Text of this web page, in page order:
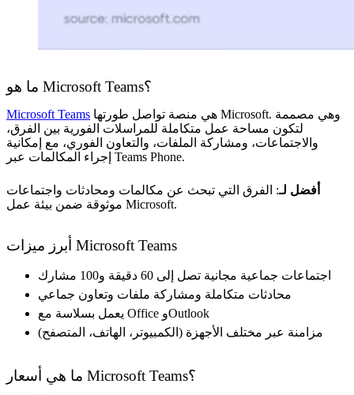
ما هو Microsoft Teams؟
Microsoft Teams
لتكون مساحة عمل متكاملة للمراسلات الفورية بين الفرق،
والاجتماعات، ومشاركة الملفات، والتعاون الفوري، مع إمكانية
إجراء المكالمات عبر Teams Phone.
أفضل لـ: الفرق التي تبحث عن مكالمات ومحادثات واجتماعات
موثوقة ضمن بيئة عمل Microsoft.
أبرز ميزات Microsoft Teams
اجتماعات جماعية مجانية تصل إلى 60 دقيقة و100 مشارك
محادثات متكاملة ومشاركة ملفات وتعاون جماعي
يعمل بسلاسة مع Office وOutlook
مزامنة عبر مختلف الأجهزة (الكمبيوتر، الهاتف، المتصفح)
ما هي أسعار Microsoft Teams؟